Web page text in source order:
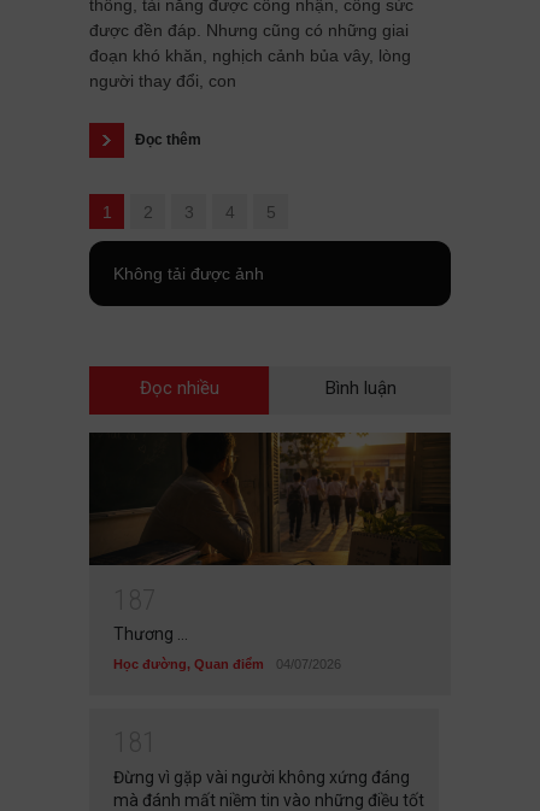
thông, tài năng được công nhận, công sức
được đền đáp. Nhưng cũng có những giai
đoạn khó khăn, nghịch cảnh bủa vây, lòng
người thay đổi, con
Đọc thêm
1 2 3 4 5
Không tải được ảnh
Đọc nhiều Bình luận
Thương ...
Học đường, Quan điểm 04/07/2026
Đừng vì gặp vài người không xứng đáng
mà đánh mất niềm tin vào những điều tốt